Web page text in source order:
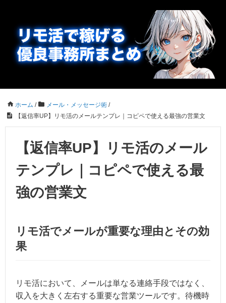
ホーム / メール・メッセージ術 /
【返信率UP】リモ活のメールテンプレ｜コピペで使える最強の営業文
【返信率UP】リモ活のメール
テンプレ｜コピペで使える最
強の営業文
リモ活でメールが重要な理由とその効
果
リモ活において、メールは単なる連絡手段ではなく、
収入を大きく左右する重要な営業ツールです。待機時